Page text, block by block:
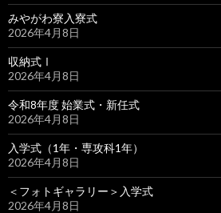
みやがわ寮入寮式
2026年4月8日
収納式Ⅰ
2026年4月8日
令和8年度 始業式・新任式
2026年4月8日
入学式（1年・専攻科1年）
2026年4月8日
＜フォトギャラリー＞入学式
2026年4月8日